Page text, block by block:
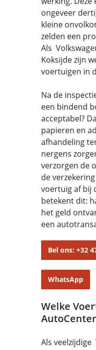
ongeveer
kleine
zelden een
Als
Koksijde zijn
voertuigen in
Na de
een bindend
acceptabel?
papieren en
afhandeling
nergens
verzorgen de
de
voertuig af bij
betekent dit:
het geld
een
Bel ons: +32
WhatsApp
Welke
Als veelzijdige